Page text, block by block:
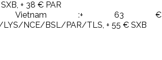
+ 38 € PAR
:+ 63 €
LYS/NCE/BSL/PAR/TLS, + 55 € SXB